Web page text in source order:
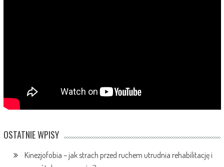
OSTATNIE WPISY
Kinezjofobia – jak strach przed ruchem utrudnia rehabilitację i